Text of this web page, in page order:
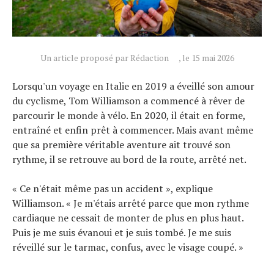
Un article proposé par Rédaction , le 15 mai 2026
Lorsqu'un voyage en Italie en 2019 a éveillé son amour
du cyclisme, Tom Williamson a commencé à rêver de
parcourir le monde à vélo. En 2020, il était en forme,
entraîné et enfin prêt à commencer. Mais avant même
que sa première véritable aventure ait trouvé son
rythme, il se retrouve au bord de la route, arrêté net.
« Ce n'était même pas un accident », explique
Williamson. « Je m'étais arrêté parce que mon rythme
cardiaque ne cessait de monter de plus en plus haut.
Puis je me suis évanoui et je suis tombé. Je me suis
réveillé sur le tarmac, confus, avec le visage coupé. »